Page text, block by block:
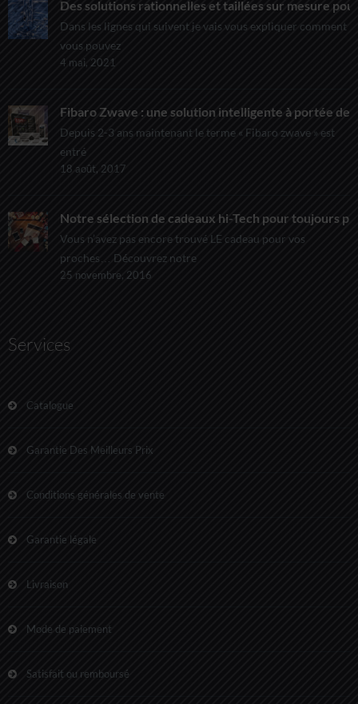
Des solutions rationnelles et taillées sur mesure
Dans les lignes qui suivent je vais vous expliquer comment
vous pouvez
4 mai, 2021
Fibaro Zwave : une solution intelligente à portée de
Depuis 2-3 ans maintenant le terme « Fibaro zwave » est
entré
18 août, 2017
Notre sélection de cadeaux hi-Tech pour toujours
Vous n’avez pas encore trouvé LE cadeau pour vos
proches… Découvrez notre
25 novembre, 2016
Services
Catalogue
Garantie Des Meilleurs Prix
Conditions générales de vente
Garantie légale
Livraison
Mode de paiement
Satisfait ou remboursé